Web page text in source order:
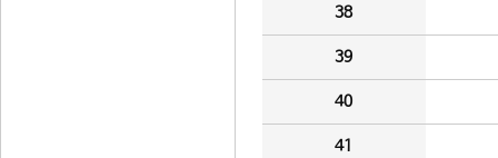
38
39
40
41